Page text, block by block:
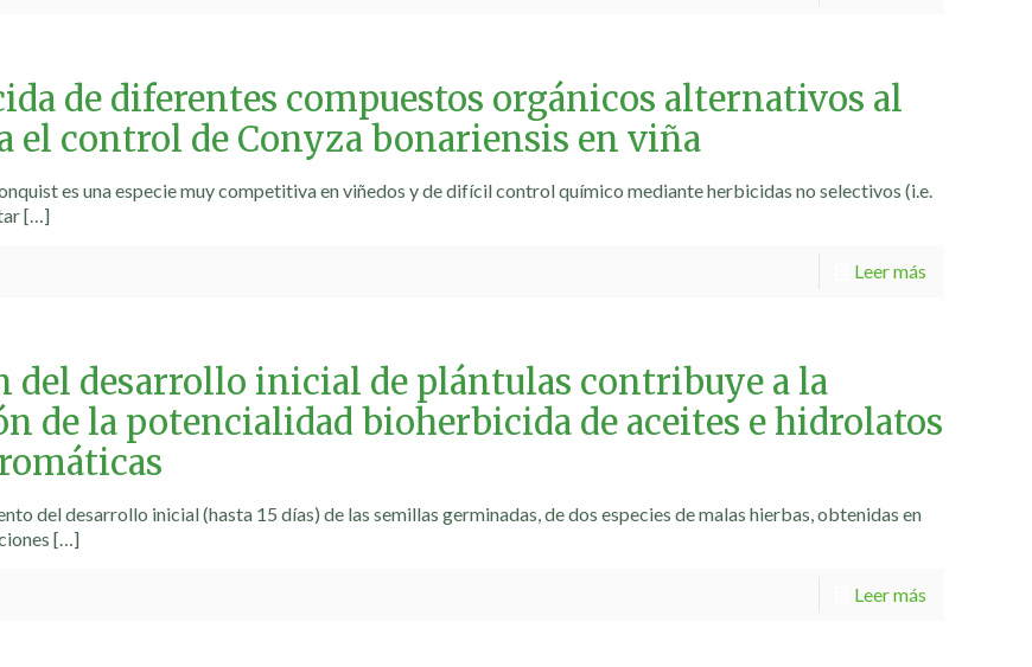
de diferentes compuestos orgánicos alternativos al
el control de Conyza bonariensis en viña
es una especie muy competitiva en viñedos y de difícil control químico mediante herbicidas no selectivos (i.e.
[…]
Leer más
del desarrollo inicial de plántulas contribuye a la
de la potencialidad bioherbicida de aceites e hidrolatos
del desarrollo inicial (hasta 15 días) de las semillas germinadas, de dos especies de malas hierbas, obtenidas en
[…]
Leer más